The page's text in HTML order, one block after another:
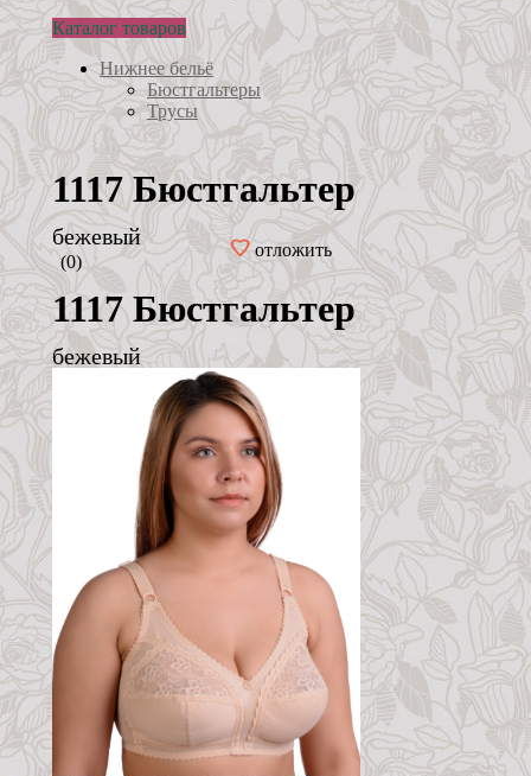
Каталог товаров
Нижнее бельё
Бюстгальтеры
Трусы
1117 Бюстгальтер
бежевый
(0)
отложить
1117 Бюстгальтер
бежевый